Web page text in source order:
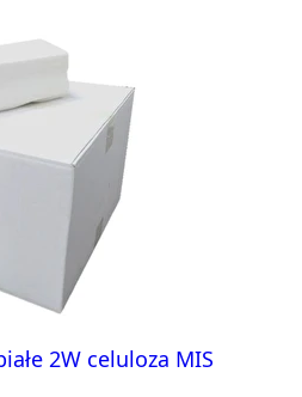
2W celuloza MIS